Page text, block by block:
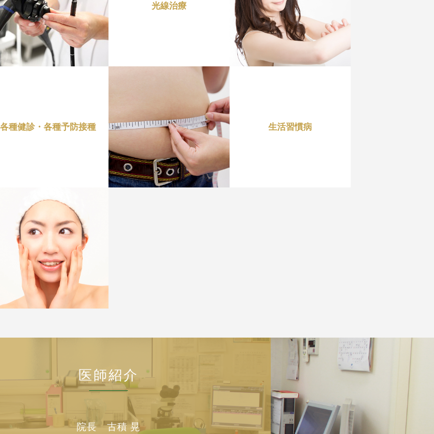
光線治療
各種健診・各種予防接種 生活習慣病
医師紹介
院長 古積 晃